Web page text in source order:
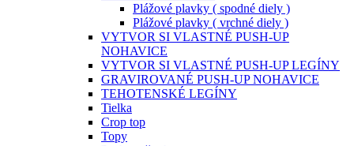
Plážové plavky ( spodné diely )
Plážové plavky ( vrchné diely )
VYTVOR SI VLASTNÉ PUSH-UP
NOHAVICE
VYTVOR SI VLASTNÉ PUSH-UP LEGÍNY
GRAVIROVANÉ PUSH-UP NOHAVICE
TEHOTENSKÉ LEGÍNY
Tielka
Crop top
Topy